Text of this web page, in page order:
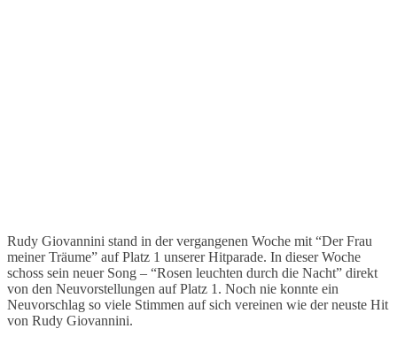
Rudy Giovannini stand in der vergangenen Woche mit “Der Frau
meiner Träume” auf Platz 1 unserer Hitparade. In dieser Woche
schoss sein neuer Song – “Rosen leuchten durch die Nacht” direkt
von den Neuvorstellungen auf Platz 1. Noch nie konnte ein
Neuvorschlag so viele Stimmen auf sich vereinen wie der neuste Hit
von Rudy Giovannini.